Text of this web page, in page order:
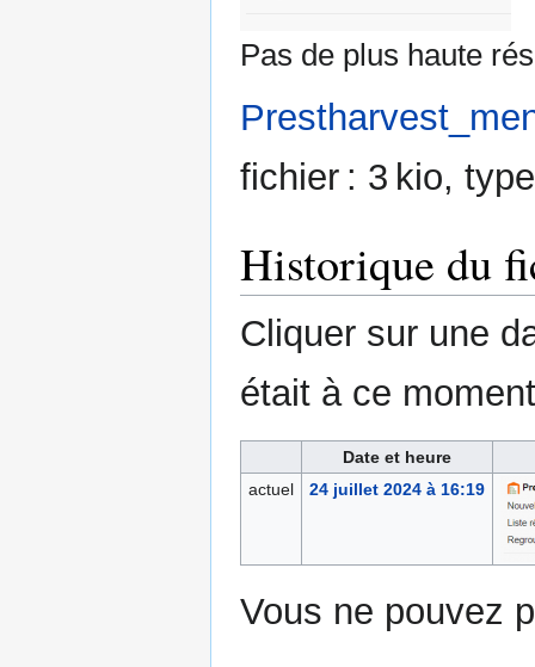
Pas de plus haute
fichier : 3 kio,
Historique du
Cliquer sur une
était à ce
Date et heure
actuel
24 juillet 2024 à 16:19
Vous ne pouvez